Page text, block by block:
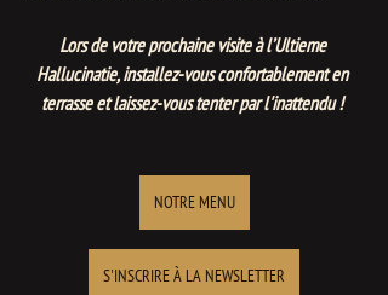
Lors de votre prochaine visite à l’Ultieme
Hallucinatie, installez-vous confortablement en
terrasse et laissez-vous tenter par l'inattendu !
NOTRE MENU
S'INSCRIRE À LA NEWSLETTER